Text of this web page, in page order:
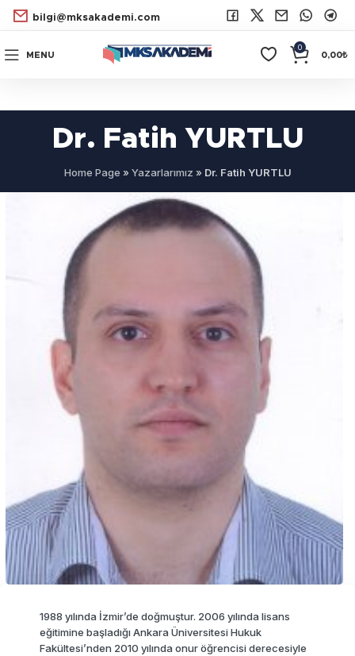
bilgi@mksakademi.com
MENU
0
0,00₺
Dr. Fatih YURTLU
Home Page » Yazarlarımız » Dr. Fatih YURTLU
1988 yılında İzmir’de doğmuştur. 2006 yılında lisans
eğitimine başladığı Ankara Üniversitesi Hukuk
Fakültesi’nden 2010 yılında onur öğrencisi derecesiyle